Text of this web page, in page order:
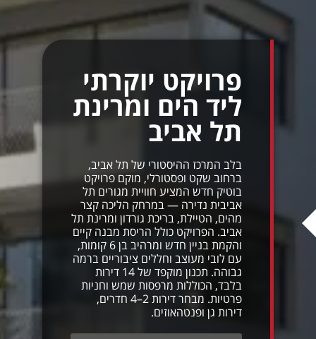
פרויקט יוקרתי
ליד הים ומרינת
תל אביב
בלב המרכז ההיסטורי של תל אביב,
ברחוב שקט ופסטורלי, מוקם פרויקט
בוטיק חדש המציע חוויית מגורים תל
אביבית נדירה — במרחק הליכה קצר
מהים, הטיילת, בריכת גורדון ומרינת תל
אביב. הפרויקט כולל הריסת מבנה קיים
והקמת בניין חדש ומרהיב בן 6 קומות,
עם לובי מעוצב וחללים ציבוריים ברמה
גבוהה. תכנון מוקפד של 14 דירות
בלבד, הכוללות מרפסות שמש וחניות
פרטיות. מבחר דירות 2–4 חדרים,
דירות גן ופנטהאוזים.